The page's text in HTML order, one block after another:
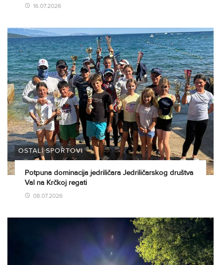
16.07.2026
OSTALI SPORTOVI
Potpuna dominacija jedriličara Jedriličarskog društva
Val na Krčkoj regati
08.07.2026